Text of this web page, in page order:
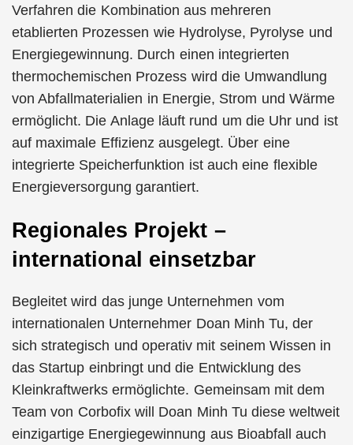
Verfahren die Kombination aus mehreren
etablierten Prozessen wie Hydrolyse, Pyrolyse und
Energiegewinnung. Durch einen integrierten
thermochemischen Prozess wird die Umwandlung
von Abfallmaterialien in Energie, Strom und Wärme
ermöglicht. Die Anlage läuft rund um die Uhr und ist
auf maximale Effizienz ausgelegt. Über eine
integrierte Speicherfunktion ist auch eine flexible
Energieversorgung garantiert.
Regionales Projekt –
international einsetzbar
Begleitet wird das junge Unternehmen vom
internationalen Unternehmer Doan Minh Tu, der
sich strategisch und operativ mit seinem Wissen in
das Startup einbringt und die Entwicklung des
Kleinkraftwerks ermöglichte. Gemeinsam mit dem
Team von Corbofix will Doan Minh Tu diese weltweit
einzigartige Energiegewinnung aus Bioabfall auch